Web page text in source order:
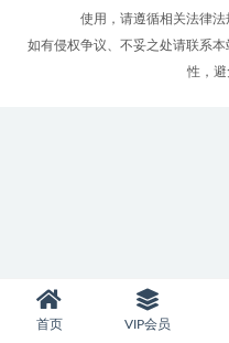
使用，请遵循相关法律法
如有侵权争议、不妥之处请联系
性，避
首页 VIP会员